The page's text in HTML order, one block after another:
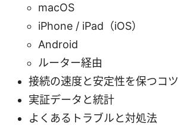
macOS
iPhone / iPad（iOS）
Android
ルーター経由
接続の速度と安定性を保つコツ
実証データと統計
よくあるトラブルと対処法